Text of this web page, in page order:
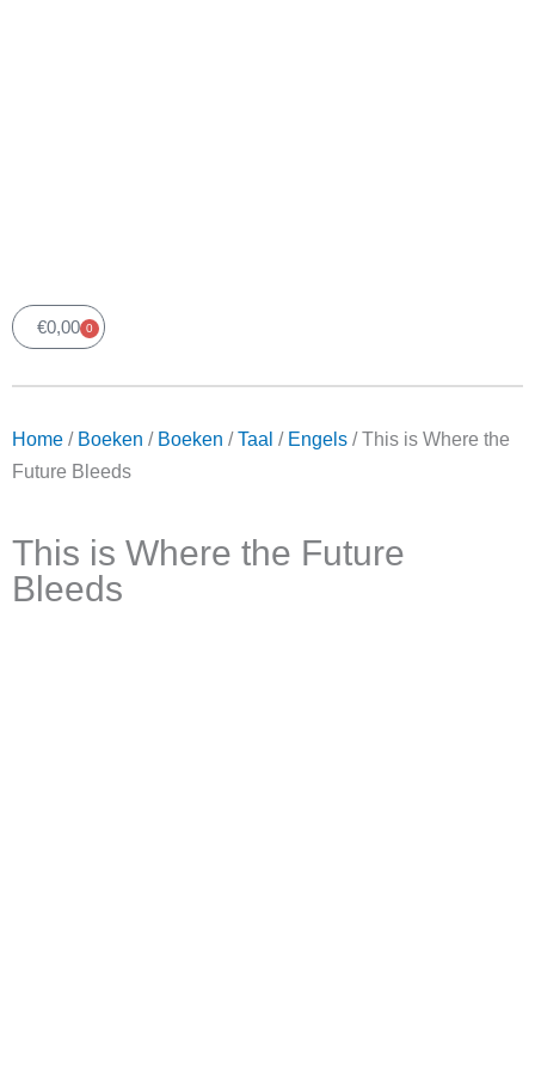
€0,00 0
Winkelwagen
Home /Boeken /Boeken/Taal/Engels/ This is
Where the Future Bleeds
This is Where the Future
Bleeds